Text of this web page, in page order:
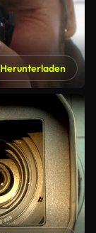
Herunterladen